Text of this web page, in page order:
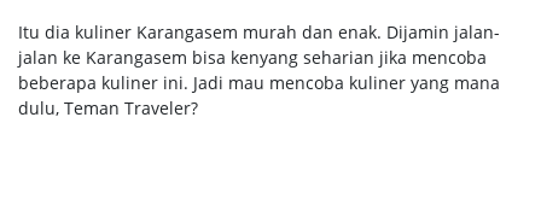
Itu dia kuliner Karangasem murah dan enak. Dijamin jalan-
jalan ke Karangasem bisa kenyang seharian jika mencoba
beberapa kuliner ini. Jadi mau mencoba kuliner yang mana
dulu, Teman Traveler?